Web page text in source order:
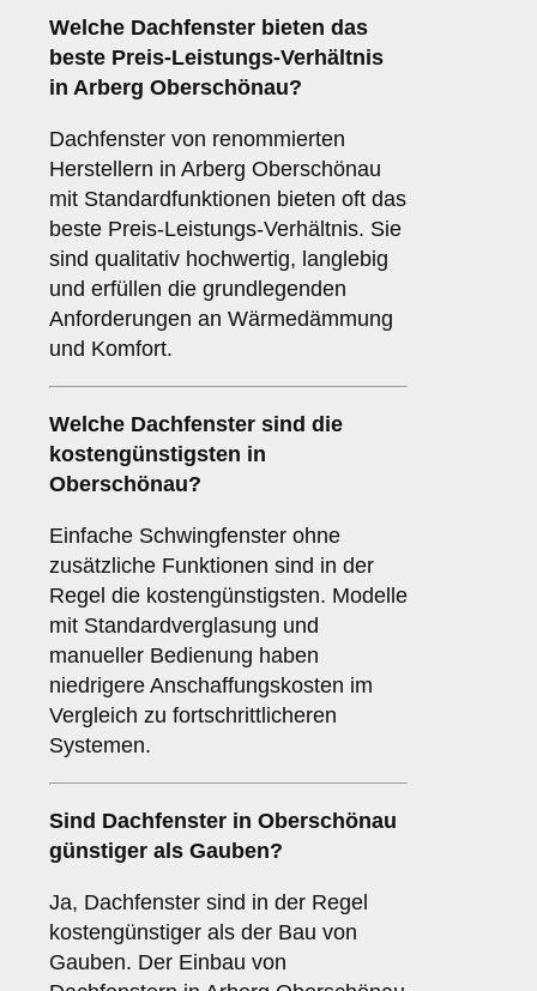
Welche Dachfenster bieten das
beste Preis-Leistungs-Verhältnis
in Arberg Oberschönau?
Dachfenster von renommierten
Herstellern in Arberg Oberschönau
mit Standardfunktionen bieten oft das
beste Preis-Leistungs-Verhältnis. Sie
sind qualitativ hochwertig, langlebig
und erfüllen die grundlegenden
Anforderungen an Wärmedämmung
und Komfort.
Welche Dachfenster sind die
kostengünstigsten in
Oberschönau?
Einfache Schwingfenster ohne
zusätzliche Funktionen sind in der
Regel die kostengünstigsten. Modelle
mit Standardverglasung und
manueller Bedienung haben
niedrigere Anschaffungskosten im
Vergleich zu fortschrittlicheren
Systemen.
Sind Dachfenster in Oberschönau
günstiger als Gauben?
Ja, Dachfenster sind in der Regel
kostengünstiger als der Bau von
Gauben. Der Einbau von